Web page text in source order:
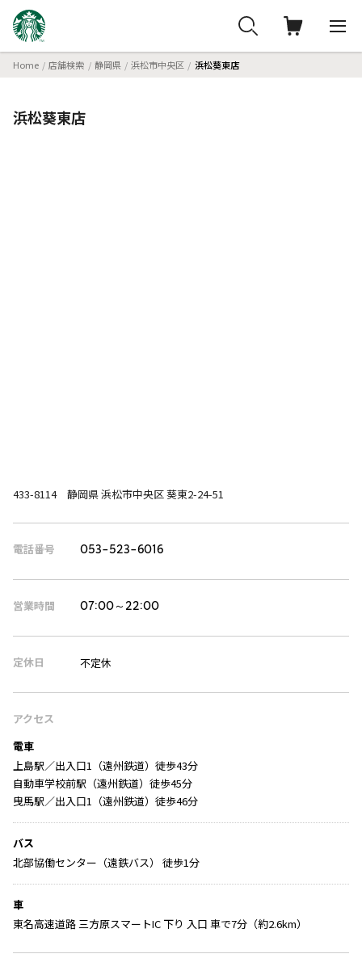
Home 店舗検索 静岡県 浜松市中央区 浜松葵東店
浜松葵東店
433-8114 静岡県 浜松市中央区 葵東2-24-51
電話番号 053-523-6016
営業時間 07:00～22:00
定休日 不定休
アクセス
電車
上島駅／出入口1（遠州鉄道）徒歩43分
自動車学校前駅（遠州鉄道）徒歩45分
曳馬駅／出入口1（遠州鉄道）徒歩46分
バス
北部協働センター（遠鉄バス） 徒歩1分
車
東名高速道路 三方原スマートIC 下り 入口 車で7分（約2.6km）